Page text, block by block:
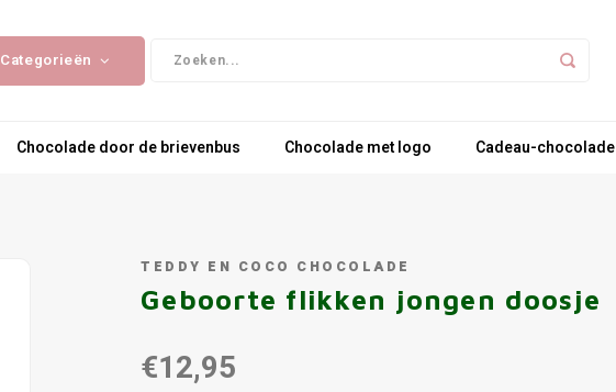
Categorieën
Chocolade door de brievenbus Chocolade met logo Cadeau-chocolade
TEDDY EN COCO CHOCOLADE
Geboorte flikken jongen doosje
€12,95